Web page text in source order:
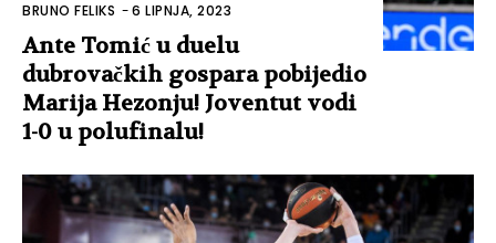
BRUNO FELIKS -6 LIPNJA, 2023
Ante Tomić u duelu
dubrovačkih gospara pobijedio
Marija Hezonju! Joventut vodi
1-0 u polufinalu!